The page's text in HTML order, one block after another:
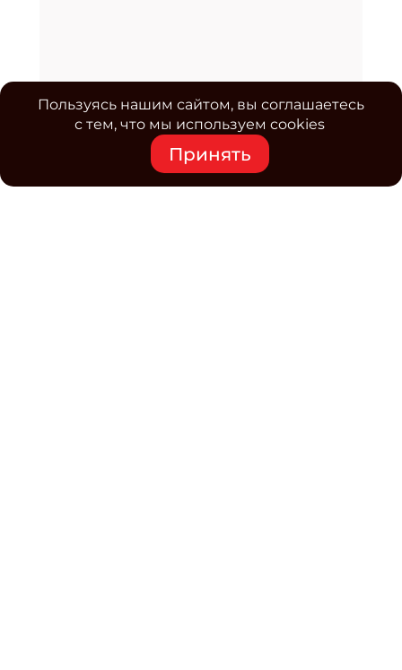
Пользуясь нашим сайтом, вы соглашаетесь
с тем, что мы используем cookies
Принять